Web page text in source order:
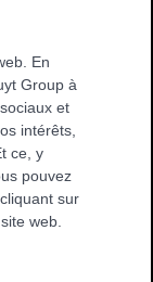
chez vous
En
Group à
et
intérêts,
ce, y
pouvez
sur
web.